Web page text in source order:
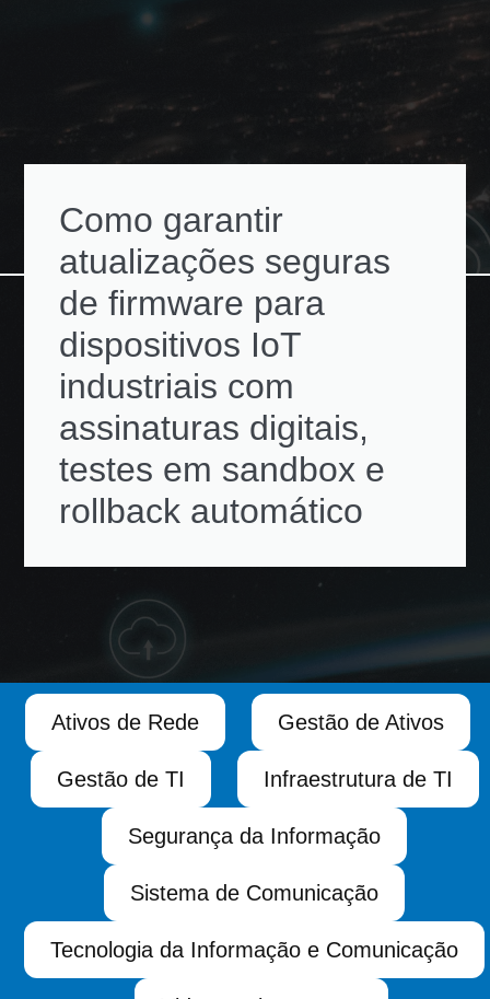
Como garantir
atualizações seguras
de firmware para
dispositivos IoT
industriais com
assinaturas digitais,
testes em sandbox e
rollback automático
Ativos de Rede Gestão de Ativos
Gestão de TI Infraestrutura de TI
Segurança da Informação
Sistema de Comunicação
Tecnologia da Informação e Comunicação